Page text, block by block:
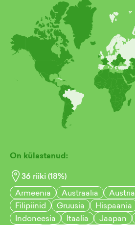
On külastanud:
36 riiki (18%)
Armeenia
Austraalia Austria
Filipiinid
Gruusia Hispaania
Indoneesia
Itaalia Jaapan